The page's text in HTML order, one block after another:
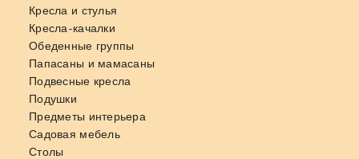
Кресла и стулья
Кресла-качалки
Обеденные группы
Папасаны и мамасаны
Подвесные кресла
Подушки
Предметы интерьера
Садовая мебель
Столы